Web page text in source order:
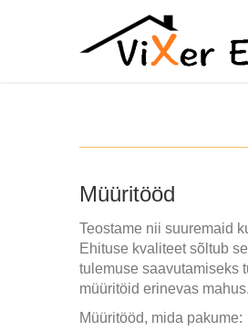
Müüritööd
Teostame nii suuremaid
Ehituse kvaliteet sõltub
tulemuse saavutamiseks
müüritöid erinevas mahus.
Müüritööd, mida pakume: